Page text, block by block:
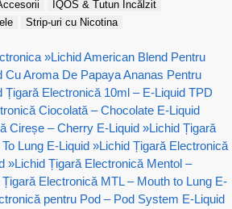
IQOS & Tutun Încălzit
Strip-uri cu Nicotina
»Lichid American Blend Pentru
Cu Aroma De Papaya Ananas Pentru
Țigară Electronică 10ml – E-Liquid TPD
Ciocolată – Chocolate E-Liquid
Cireșe – Cherry E-Liquid »Lichid Țigară
Lung E-Liquid »Lichid Țigară Electronică
»Lichid Țigară Electronică Mentol –
Țigară Electronică MTL – Mouth to Lung E-
pentru Pod – Pod System E-Liquid